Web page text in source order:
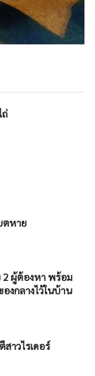
ถ่
ตหาย
2 ผู้ต้องหา พร้อม
งกลางไว้ในบ้าน
าวไรเดอร์